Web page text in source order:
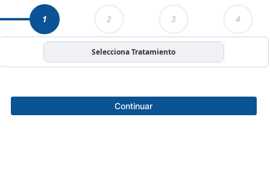
1 2 3 4
Selecciona Tratamiento
Continuar